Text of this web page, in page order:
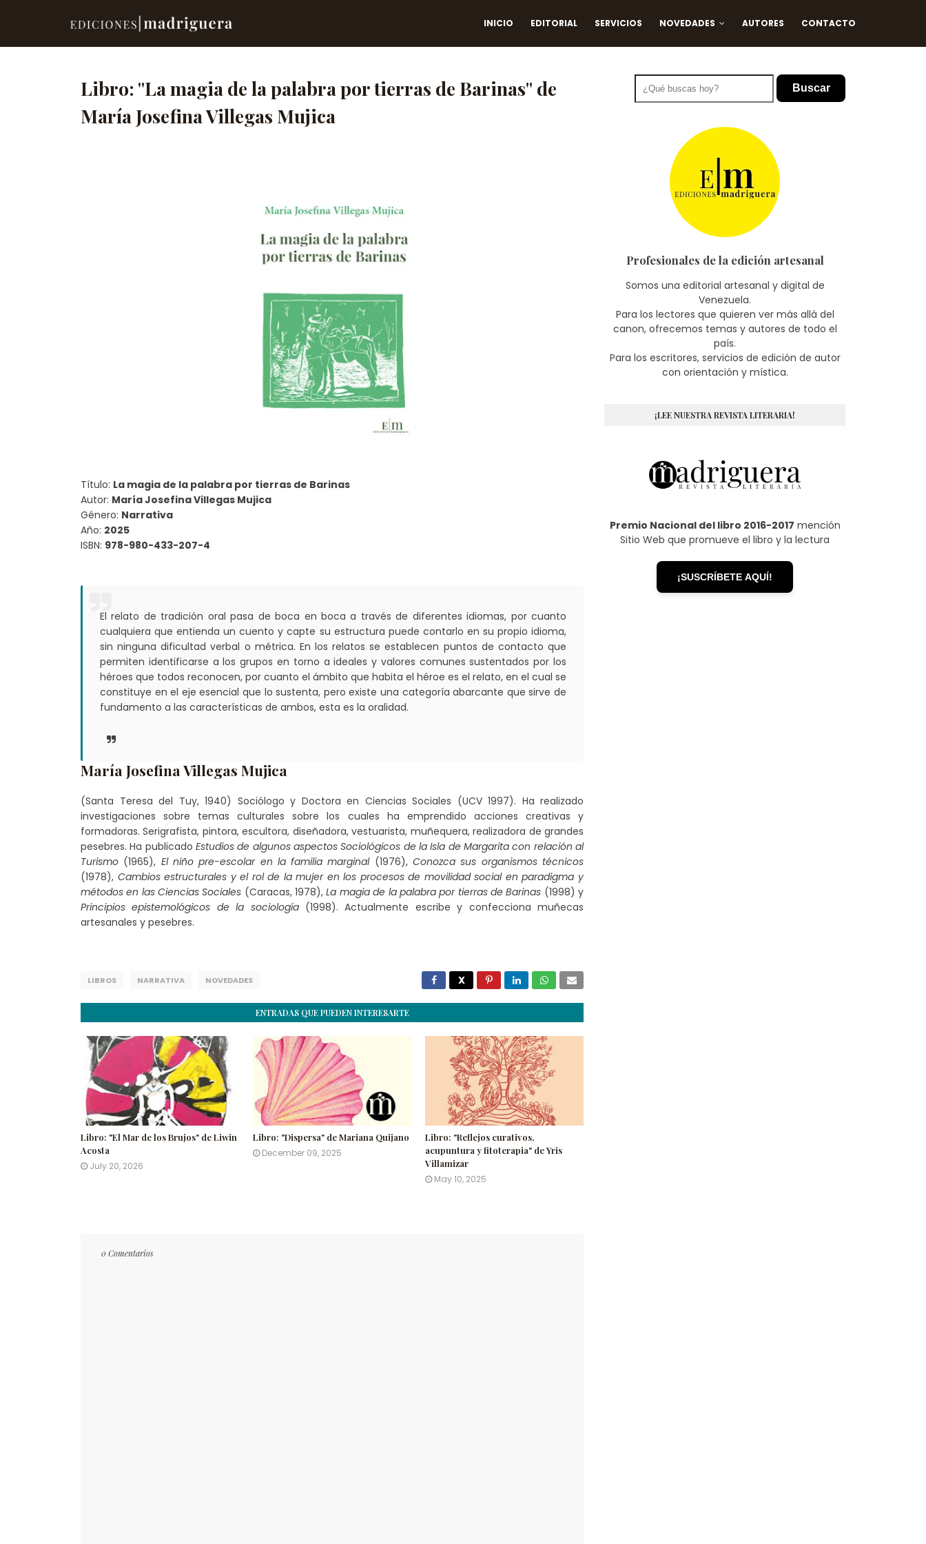
INICIO EDITORIAL SERVICIOS NOVEDADES AUTORES CONTACTO
Libro: "La magia de la palabra por tierras de Barinas" de
María Josefina Villegas Mujica
Título: La magia de la palabra por tierras de Barinas
Autor: María Josefina Villegas Mujica
Género: Narrativa
Año: 2025
ISBN: 978-980-433-207-4
El relato de tradición oral pasa de boca en boca a través de diferentes idiomas, por cuanto
cualquiera que entienda un cuento y capte su estructura puede contarlo en su propio idioma,
sin ninguna dificultad verbal o métrica. En los relatos se establecen puntos de contacto que
permiten identificarse a los grupos en torno a ideales y valores comunes sustentados por los
héroes que todos reconocen, por cuanto el ámbito que habita el héroe es el relato, en el cual se
constituye en el eje esencial que lo sustenta, pero existe una categoría abarcante que sirve de
fundamento a las características de ambos, esta es la oralidad.
María Josefina Villegas Mujica
(Santa Teresa del Tuy, 1940) Sociólogo y Doctora en Ciencias Sociales (UCV 1997). Ha realizado
investigaciones sobre temas culturales sobre los cuales ha emprendido acciones creativas y
formadoras. Serigrafista, pintora, escultora, diseñadora, vestuarista, muñequera, realizadora de grandes
pesebres. Ha publicado Estudios de algunos aspectos Sociológicos de la Isla de Margarita con relación al
Turismo (1965), El niño pre-escolar en la familia marginal(1976),Conozca sus organismos técnicos
(1978), Cambios estructurales y el rol de la mujer en los procesos de movilidad social en paradigma y
métodos en las Ciencias Sociales (Caracas, 1978),La magia de la palabra por tierras de Barinas (1998) y
Principios epistemológicos de la sociología(1998). Actualmente escribe y confecciona muñecas
artesanales y pesebres.
LIBROS NARRATIVA NOVEDADES
ENTRADAS QUE PUEDEN INTERESARTE
Libro: "El Mar de los Brujos" de Liwin
Acosta
July 20, 2026
Libro: "Dispersa" de Mariana Quijano
December 09, 2025
Libro: "Reflejos curativos,
acupuntura y fitoterapia" de Yris
Villamizar
May 10, 2025
0 Comentarios
Buscar
Profesionales de la edición artesanal
Somos una editorial artesanal y digital de
Venezuela.
Para los lectores que quieren ver más allá del
canon, ofrecemos temas y autores de todo el
país.
Para los escritores, servicios de edición de autor
con orientación y mística.
¡LEE NUESTRA REVISTA LITERARIA!
Premio Nacional del libro 2016-2017 mención
Sitio Web que promueve el libro y la lectura
¡SUSCRÍBETE AQUÍ!